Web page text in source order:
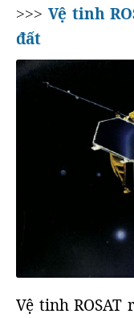
>>> Vệ tinh
đất
Vệ tinh